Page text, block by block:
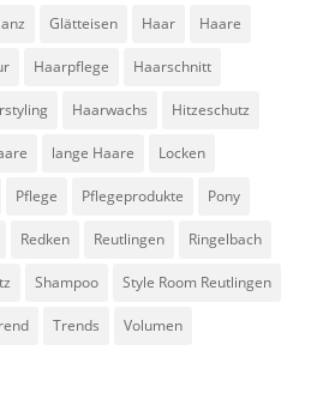
Glätteisen Haar Haare
Haarpflege Haarschnitt
Haarwachs Hitzeschutz
lange Haare Locken
Pflege Pflegeprodukte Pony
Redken Reutlingen Ringelbach
Shampoo Style Room Reutlingen
Trends Volumen